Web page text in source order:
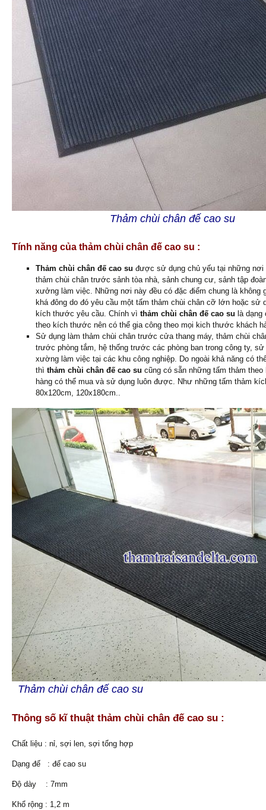
Thảm chùi chân đế cao su
Tính năng của thảm chùi chân đế cao su :
Thảm chùi chân đế cao su được sử dụng chủ yếu tại những nơi
thảm chùi chân trước sảnh tòa nhà, sảnh chung cư, sảnh tập
xưởng làm việc. Những nơi này đều có đặc điểm chung là không
khá đông do đó yêu cầu một tấm thảm chùi chân cỡ lớn hoặc sử
kích thước yêu cầu. Chính vì thảm chùi chân đế cao su là dạng
theo kích thước nên có thể gia công theo mọi kich thước khách
Sử dụng làm thảm chùi chân trước cửa thang máy, thảm chùi
trước phòng tắm, hệ thống trước các phòng ban trong công ty, sử
xường làm việc tại các khu công nghiệp. Do ngoài khả năng có
thì thảm chùi chân đế cao su cũng có sẵn những tấm thảm
hàng có thể mua và sử dụng luôn được. Như những tấm thảm
80x120cm, 120x180cm..
Thảm chùi chân đế cao su
Thông số kĩ thuật thảm chùi chân đế cao su :
Chất liệu : nỉ, sợi len, sợi tổng hợp
Dạng đế : đế cao su
Độ dày : 7mm
Khổ rộng : 1,2 m